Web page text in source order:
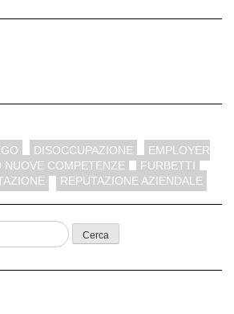
DISOCCUPAZIONE
EMPLOYER
NUOVE COMPETENZE
FURBETTI
REPUTAZIONE AZIENDALE